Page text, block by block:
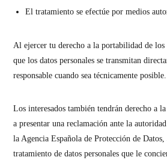
El tratamiento se efectúe por medios
Al ejercer tu derecho a la portabilidad de los
que los datos personales se transmitan
responsable cuando sea técnicamente posible.
Los interesados también tendrán derecho a
a presentar una reclamación ante la
la Agencia Española de Protección de Datos,
tratamiento de datos personales que le